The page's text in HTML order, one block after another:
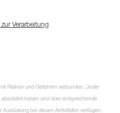
Verarbeitung
Risiken und Gefahren verbunden. Jeder
haben und über entsprechende
Ausrüstung bei diesen Aktivitäten verfügen.